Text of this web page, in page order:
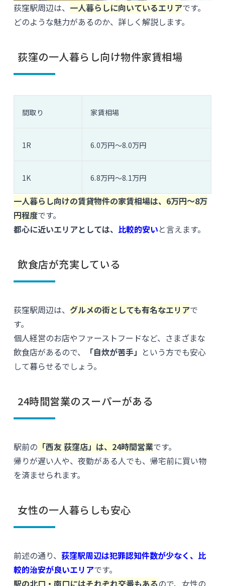
荻窪駅周辺は、 一人暮らしに向いているエリアです。
どのような魅力があるのか、詳しく解説します。
荻窪の一人暮らし向け物件家賃相場
間取り 家賃相場
1R 6.0万円〜8.0万円
1K 6.8万円〜8.1万円
一人暮らし向けの賃貸物件の家賃相場は、6万円〜8万
円程度です。
都心に近いエリアとしては、 比較的安いと言えます。
飲食店が充実している
荻窪駅周辺は、 グルメの街としても有名なエリアで
す。
個人経営のお店やファーストフードなど、さまざまな
飲食店があるので、
「自炊が苦手」 という方でも安心
して暮らせるでしょう。
24時間営業のスーパーがある
駅前の 「西友 荻窪店」は、24時間営業です。
帰りが遅い人や、夜勤がある人でも、帰宅前に買い物
を済ませられます。
女性の一人暮らしも安心
前述の通り、 荻窪駅周辺は犯罪認知件数が少なく、比
較的治安が良いエリアです。
駅の北口・南口にはそれぞれ交番もあるので、女性の